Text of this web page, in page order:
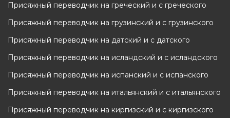
Присяжный переводчик на греческий и с греческого
Присяжный переводчик на грузинский и с грузинского
Присяжный переводчик на датский и с датского
Присяжный переводчик на исландский и с исландского
Присяжный переводчик на испанский и с испанского
Присяжный переводчик на итальянский и с итальянского
Присяжный переводчик на киргизский и с киргизского